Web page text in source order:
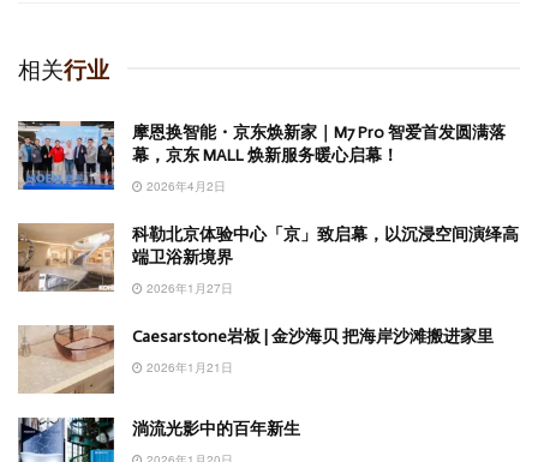
相关行业
摩恩换智能・京东焕新家｜M7 Pro 智爱首发圆满落
幕，京东 MALL 焕新服务暖心启幕！
2026年4月2日
科勒北京体验中心「京」致启幕，以沉浸空间演绎高
端卫浴新境界
2026年1月27日
Caesarstone岩板 | 金沙海贝 把海岸沙滩搬进家里
2026年1月21日
淌流光影中的百年新生